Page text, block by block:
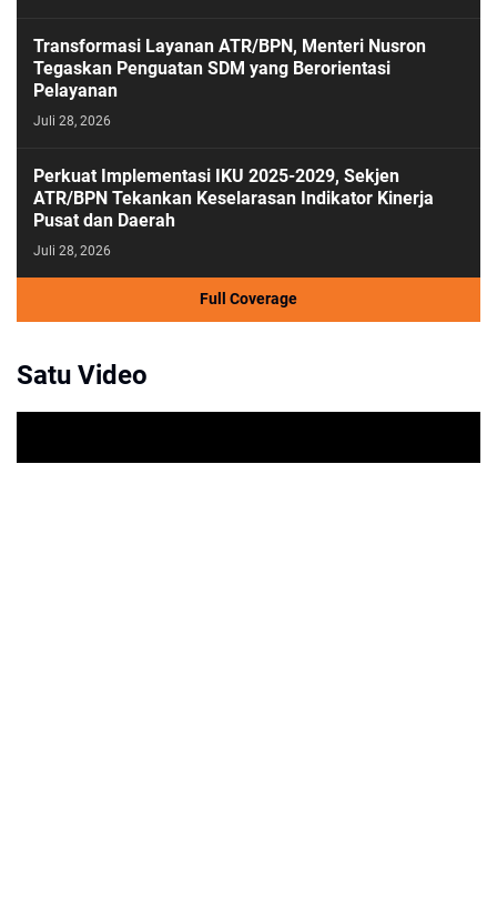
Transformasi Layanan ATR/BPN, Menteri Nusron
Tegaskan Penguatan SDM yang Berorientasi
Pelayanan
Juli 28, 2026
Perkuat Implementasi IKU 2025-2029, Sekjen
ATR/BPN Tekankan Keselarasan Indikator Kinerja
Pusat dan Daerah
Juli 28, 2026
Full Coverage
Satu Video